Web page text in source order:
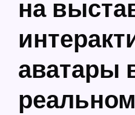
на
аватары